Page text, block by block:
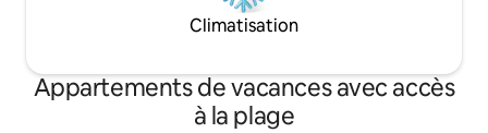
Climatisation
Appartements de vacances avec accès
à la plage